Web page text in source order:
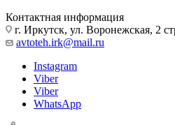
Контактная информация
г. Иркутск, ул. Воронежская, 2
avtoteh.irk@mail.ru
Instagram
Viber
Viber
WhatsApp